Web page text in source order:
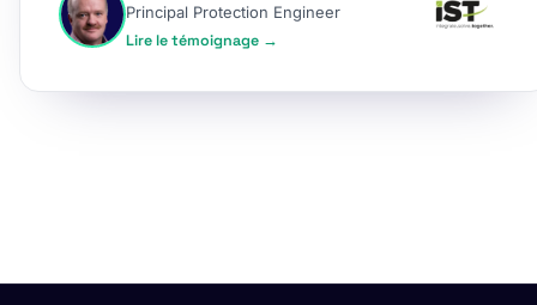
Principal Protection Engineer
Lire le témoignage →